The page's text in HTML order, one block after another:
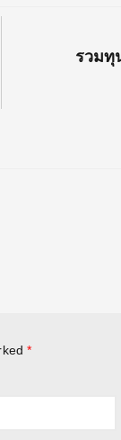
Next
รวมทุ
*